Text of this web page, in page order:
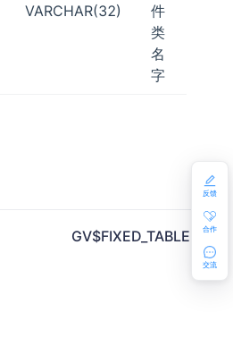
VARCHAR(32)
件
类
名
字
GV$FIXED_TABLE
反馈
合作
交流